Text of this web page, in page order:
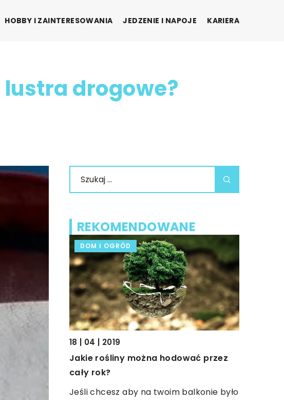
HOBBY I ZAINTERESOWANIA JEDZENIE I NAPOJE KARIERA
drogowe?
REKOMENDOWANE
lat 70. –
DOM I OGRÓD
18 | 04 | 2019
Jakie rośliny można hodować przez
cały rok?
Jeśli chcesz aby na twoim balkonie było